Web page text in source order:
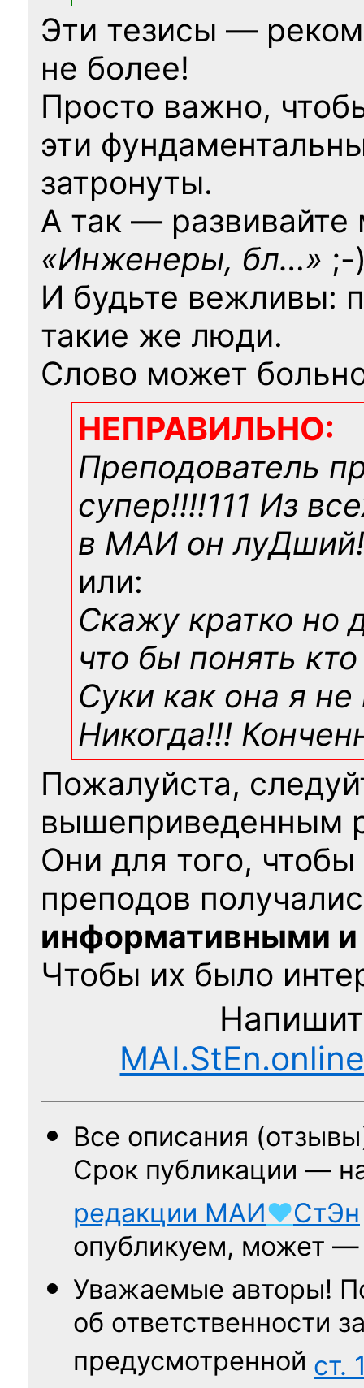
Эти тезисы —
не более!
Просто важно,
эти
затронуты.
А так — развивайте
«Инженеры, бл…» ;-
И будьте вежливы:
такие же люди.
Слово может
НЕПРАВИЛЬНО:
Преподователь
супер!!!!111 Из
в МАИ он
или:
Скажу кратко но
что бы понять
Суки как она я не
Никогда!!!
Пожалуйста,
вышеприведенным
Они для того,
преподов
информативными
Чтобы их было
Все описания
Срок публикации —
редакции МАИ♥СтЭн
опубликуем, может
Уважаемые авторы!
об ответственности
предусмотренной ст.